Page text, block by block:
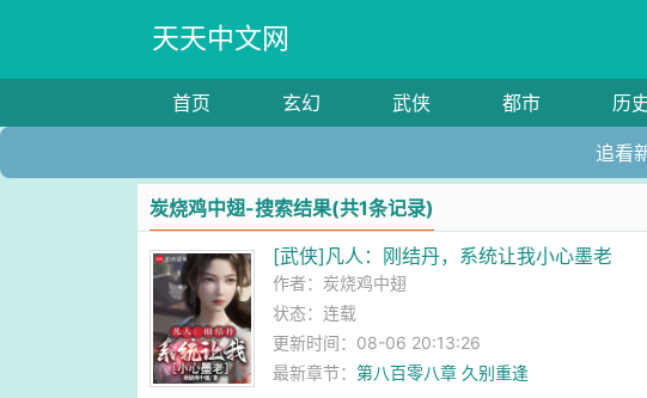
天天中文网
首页 玄幻 武侠 都市 历
追看
炭烧鸡中翅-搜索结果(共1条记录)
[武侠]凡人：刚结丹，系统让我小心墨老
作者： 炭烧鸡中翅
状态：连载
更新时间：08-06 20:13:26
最新章节：第八百零八章 久别重逢